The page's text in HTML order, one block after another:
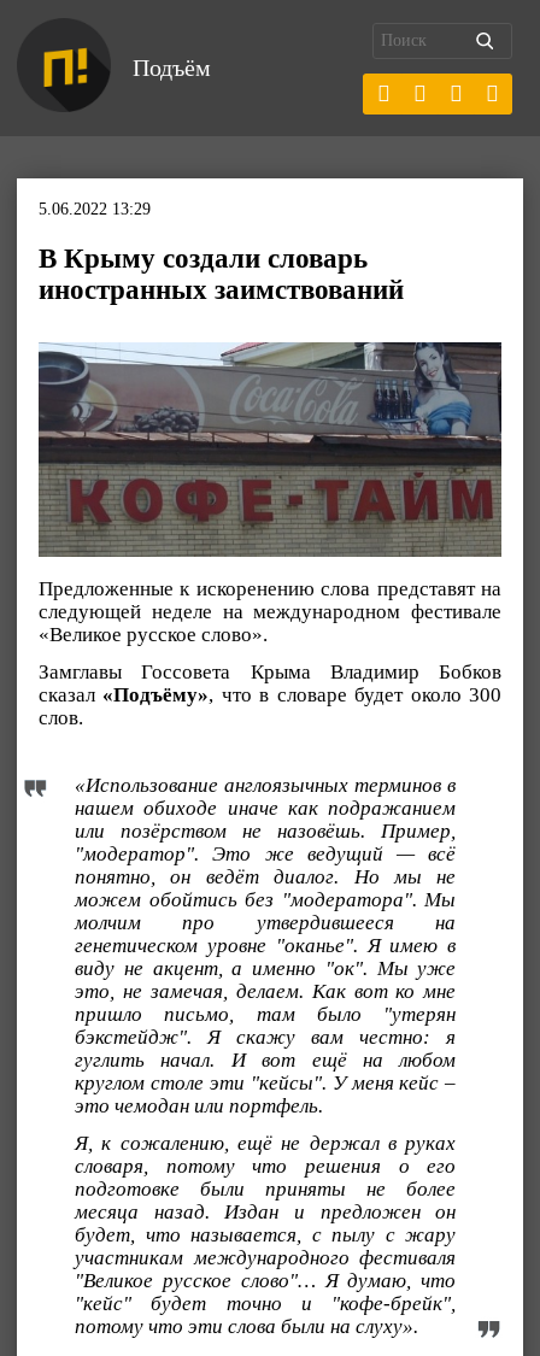
Подъём
5.06.2022 13:29
В Крыму создали словарь
иностранных заимствований
Предложенные к искоренению слова представят на
следующей неделе на международном фестивале
«Великое русское слово».
Замглавы Госсовета Крыма Владимир Бобков
сказал «Подъёму», что в словаре будет около 300
слов.
«Использование англоязычных терминов в
нашем обиходе иначе как подражанием
или позёрством не назовёшь. Пример,
"модератор". Это же ведущий — всё
понятно, он ведёт диалог. Но мы не
можем обойтись без "модератора". Мы
молчим про утвердившееся на
генетическом уровне "оканье". Я имею в
виду не акцент, а именно "ок". Мы уже
это, не замечая, делаем. Как вот ко мне
пришло письмо, там было "утерян
бэкстейдж". Я скажу вам честно: я
гуглить начал. И вот ещё на любом
круглом столе эти "кейсы". У меня кейс –
это чемодан или портфель.
Я, к сожалению, ещё не держал в руках
словаря, потому что решения о его
подготовке были приняты не более
месяца назад. Издан и предложен он
будет, что называется, с пылу с жару
участникам международного фестиваля
"Великое русское слово"… Я думаю, что
"кейс" будет точно и "кофе-брейк",
потому что эти слова были на слуху».